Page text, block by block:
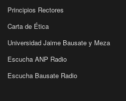
Principios Rectores
Carta de Ética
Universidad Jaime Bausate y Meza
Escucha ANP Radio
Escucha Bausate Radio